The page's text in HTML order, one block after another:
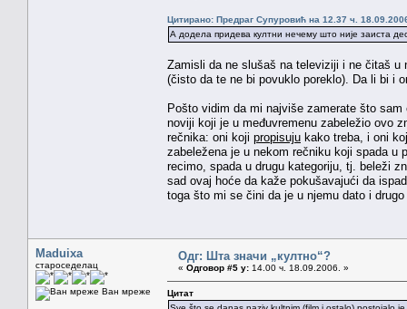
Цитирано: Предраг Супуровић на 12.37 ч.
А додела придева култни нечему што није заиста
Zamisli da ne slušaš na televiziji i ne čitaš
(čisto da te ne bi povuklo poreklo). Da li bi i
Pošto vidim da mi najviše zamerate što
noviji koji je u međuvremenu zabeležio ovo
rečnika: oni koji propisuju kako treba, i oni
zabeležena je u nekom rečniku koji spada u
recimo, spada u drugu kategoriju, tj. beleži
sad ovaj hoće da kaže pokušavajući da
toga što mi se čini da je u njemu dato i
Maduixa
староседелац
Ван мреже
Одг: Шта значи „култно“?
« Одговор #5 у: 14.00 ч. 18.09.2006. »
Цитат